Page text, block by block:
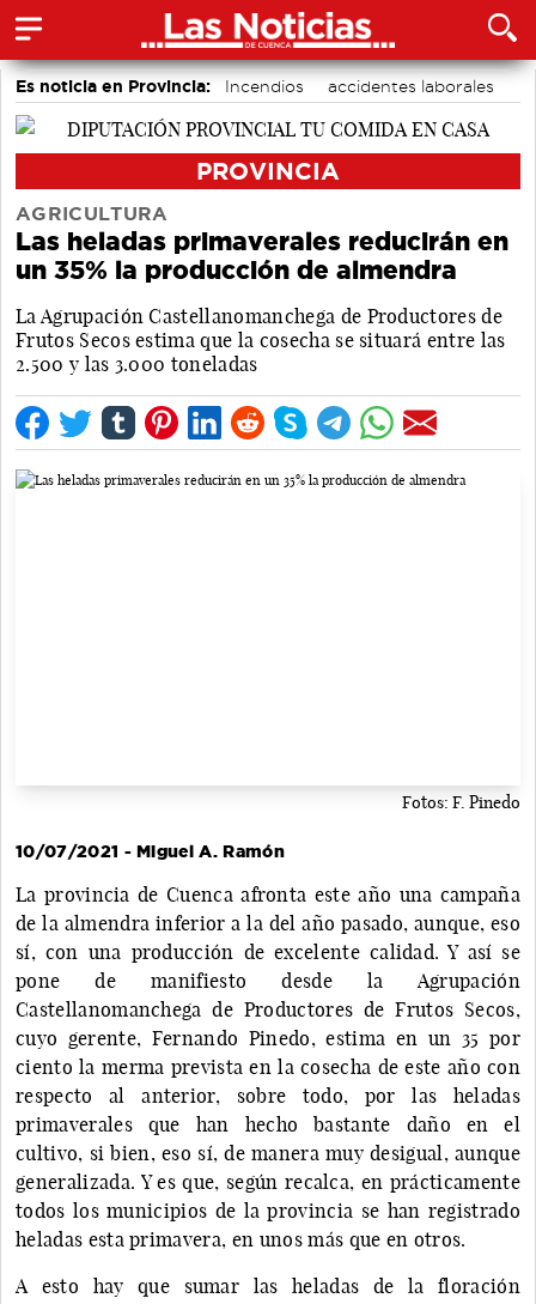
Es noticia en Provincia: Incendios
accidentes laborales
Medio Ambiente
PROVINCIA
AGRICULTURA
Las heladas primaverales reducirán en
un 35% la producción de almendra
La Agrupación Castellanomanchega de Productores de
Frutos Secos estima que la cosecha se situará entre las
2.500 y las 3.000 toneladas
Fotos: F. Pinedo
10/07/2021 - Miguel A. Ramón
La provincia de Cuenca afronta este año una campaña
de la almendra inferior a la del año pasado, aunque, eso
sí, con una producción de excelente calidad. Y así se
pone de manifiesto desde la Agrupación
Castellanomanchega de Productores de Frutos Secos,
cuyo gerente, Fernando Pinedo, estima en un 35 por
ciento la merma prevista en la cosecha de este año con
respecto al anterior, sobre todo, por las heladas
primaverales que han hecho bastante daño en el
cultivo, si bien, eso sí, de manera muy desigual, aunque
generalizada. Y es que, según recalca, en prácticamente
todos los municipios de la provincia se han registrado
heladas esta primavera, en unos más que en otros.
A esto hay que sumar las heladas de la floración